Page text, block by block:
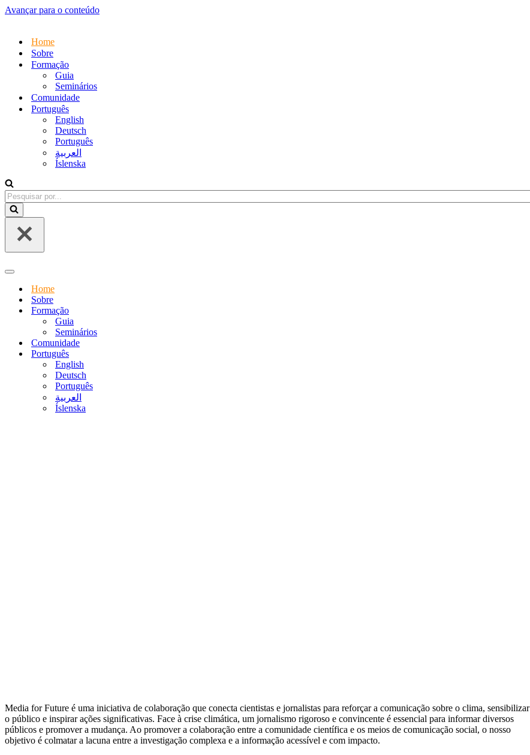
Avançar para o conteúdo
Home
Sobre
Formação
Guia
Seminários
Comunidade
Português
English
Deutsch
Português
العربية
Íslenska
Pesquisar
por...
Menu
navegação
Home
Sobre
Formação
Guia
Seminários
Comunidade
Português
English
Deutsch
Português
العربية
Íslenska
Media for Future é uma iniciativa de colaboração que conecta cientistas e jornalistas para reforçar a comunicação sobre o clima, sensibilizar
o público e inspirar ações significativas. Face à crise climática, um jornalismo rigoroso e convincente é essencial para informar diversos
públicos e promover a mudança. Ao promover a colaboração entre a comunidade científica e os meios de comunicação social, o nosso
objetivo é colmatar a lacuna entre a investigação complexa e a informação acessível e com impacto.